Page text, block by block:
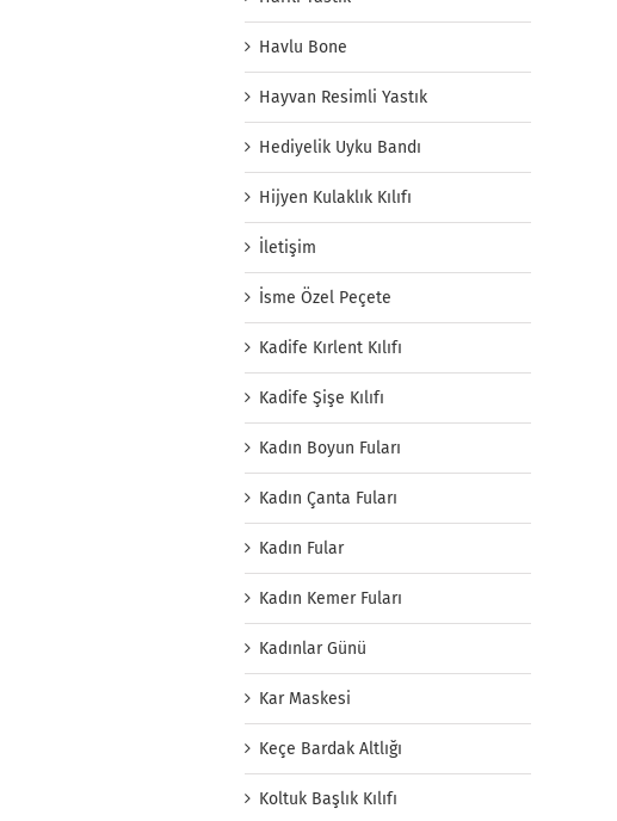
Havlu Bone
Hayvan Resimli Yastık
Hediyelik Uyku Bandı
Hijyen Kulaklık Kılıfı
İletişim
İsme Özel Peçete
Kadife Kırlent Kılıfı
Kadife Şişe Kılıfı
Kadın Boyun Fuları
Kadın Çanta Fuları
Kadın Fular
Kadın Kemer Fuları
Kadınlar Günü
Kar Maskesi
Keçe Bardak Altlığı
Koltuk Başlık Kılıfı